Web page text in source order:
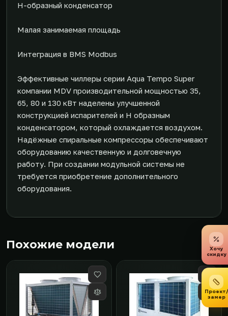
H-образный конденсатор
Малая занимаемая площадь
Интеграция в BMS Modbus
Эффективные чиллеры серии Aqua Tempo Super
компании MDV производительной мощностью 35,
65, 80 и 130 кВт наделены улучшенной
конструкцией испарителей и Н образным
конденсатором, который охлаждается воздухом.
Надёжные спиральные компрессоры обеспечивают
оборудованию качественную и долговечную
работу. При создании модульной системы не
требуется приобретение дополнительного
оборудования.
Похожие модели
Хочу
скидку
Проект/
замер